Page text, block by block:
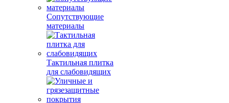
Сопутствующие
материалы
Тактильная плитка
для слабовидящих